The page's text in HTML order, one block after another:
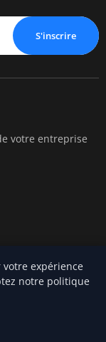
S'inscrire
votre entreprise
expérience
notre politique